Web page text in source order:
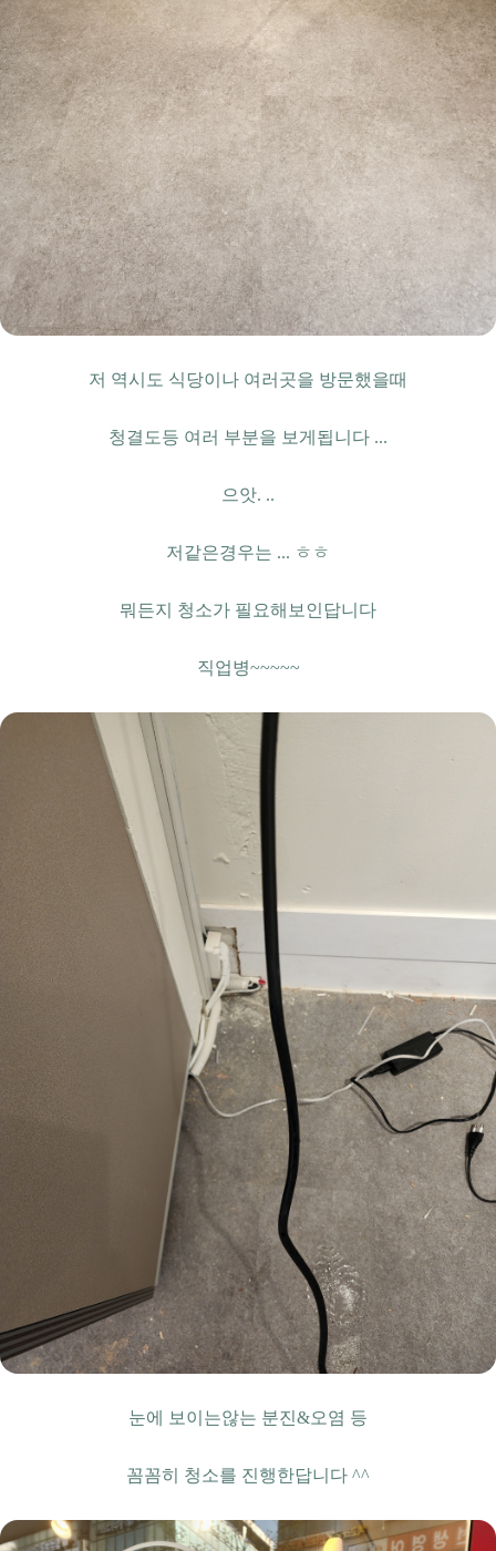
저 역시도 식당이나 여러곳을 방문했을때
청결도등 여러 부분을 보게됩니다 ...
으앗. ..
저같은경우는 ... ㅎㅎ
뭐든지 청소가 필요해보인답니다
직업병~~~~~
눈에 보이는않는 분진&오염 등
꼼꼼히 청소를 진행한답니다 ^^